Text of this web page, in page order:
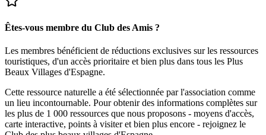
Êtes-vous membre du Club des Amis ?
Les membres bénéficient de réductions exclusives sur les ressources
touristiques, d'un accès prioritaire et bien plus dans tous les Plus
Beaux Villages d'Espagne.
Cette ressource naturelle a été sélectionnée par l'association comme
un lieu incontournable. Pour obtenir des informations complètes sur
les plus de 1 000 ressources que nous proposons - moyens d'accès,
carte interactive, points à visiter et bien plus encore - rejoignez le